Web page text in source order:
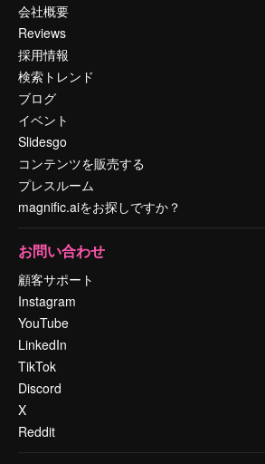
会社概要
Reviews
採用情報
検索トレンド
ブログ
イベント
Slidesgo
コンテンツを販売する
プレスルーム
magnific.aiをお探しですか？
お問い合わせ
顧客サポート
Instagram
YouTube
LinkedIn
TikTok
Discord
X
Reddit